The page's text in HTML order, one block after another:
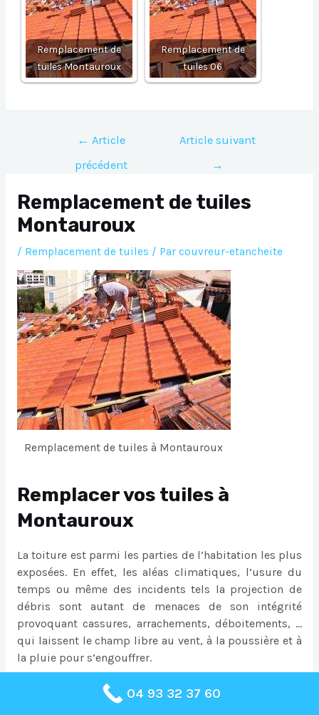
Remplacement de
tuiles Montauroux
Remplacement de
tuiles 06
Navigation
l’article
← Article
précédent
Article suivant
→
Remplacement de tuiles
Montauroux
/ Remplacement de tuiles / Par couvreur-etancheite
Remplacement de tuiles à Montauroux
Remplacer vos tuiles à
Montauroux
La toiture est parmi les parties de l’habitation les plus
exposées. En effet, les aléas climatiques, l’usure du
temps ou même des incidents tels la projection de
débris sont autant de menaces de son intégrité
provoquant cassures, arrachements, déboitements, …
qui laissent le champ libre au vent, à la poussière et à
la pluie pour s’engouffrer.
Egalement au rang des risques auxquels peut être
04 93 32 37 60